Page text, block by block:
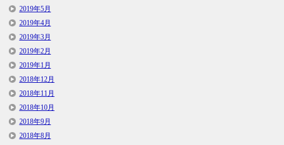
2019年5月
2019年4月
2019年3月
2019年2月
2019年1月
2018年12月
2018年11月
2018年10月
2018年9月
2018年8月